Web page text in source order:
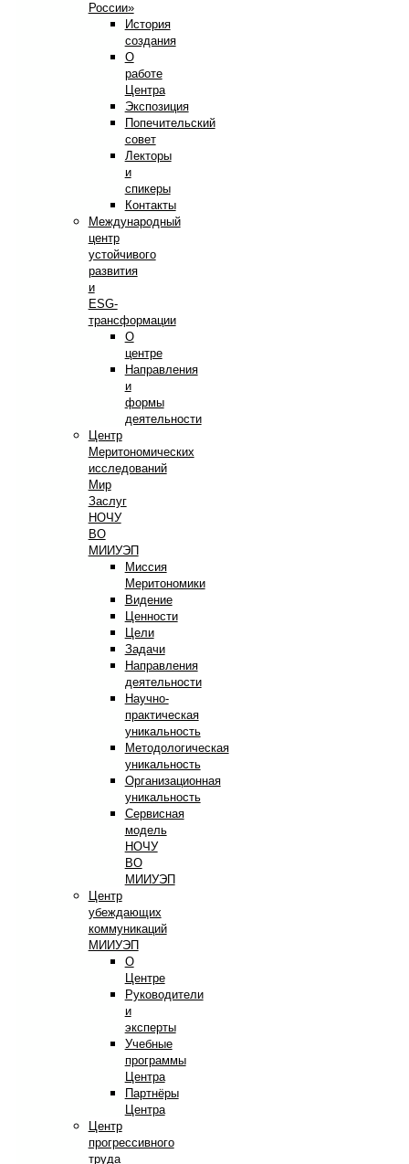
России»
История
создания
О
работе
Центра
Экспозиция
Попечительский
совет
Лекторы
и
спикеры
Контакты
Международный
центр
устойчивого
развития
и
ESG-
трансформации
О
центре
Направления
и
формы
деятельности
Центр
Меритономических
исследований
Мир
Заслуг
НОЧУ
ВО
МИИУЭП
Миссия
Меритономики
Видение
Ценности
Цели
Задачи
Направления
деятельности
Научно-
практическая
уникальность
Методологическая
уникальность
Организационная
уникальность
Сервисная
модель
НОЧУ
ВО
МИИУЭП
Центр
убеждающих
коммуникаций
МИИУЭП
О
Центре
Руководители
и
эксперты
Учебные
программы
Центра
Партнёры
Центра
Центр
прогрессивного
труда